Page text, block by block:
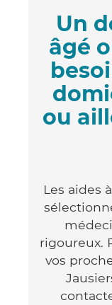
Un
âgé
ou
Les aides
rigoureux.
vos